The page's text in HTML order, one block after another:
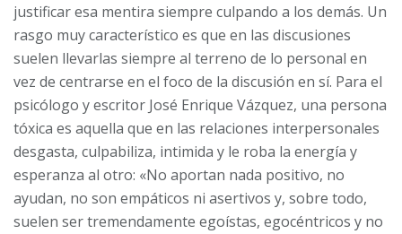
justificar esa mentira siempre culpando a los demás. Un
rasgo muy característico es que en las discusiones
suelen llevarlas siempre al terreno de lo personal en
vez de centrarse en el foco de la discusión en sí. Para el
psicólogo y escritor José Enrique Vázquez, una persona
tóxica es aquella que en las relaciones interpersonales
desgasta, culpabiliza, intimida y le roba la energía y
esperanza al otro: «No aportan nada positivo, no
ayudan, no son empáticos ni asertivos y, sobre todo,
suelen ser tremendamente egoístas, egocéntricos y no